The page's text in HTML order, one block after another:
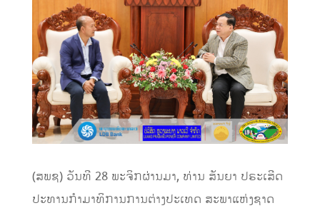
(ສພຊ) ວັນທີ 28 ພະຈິກຜ່ານມາ, ທ່ານ ສັນຍາ ປຣະເສີດ
ປະທານກໍາມາທິການການຕ່າງປະເທດ ສະພາແຫ່ງຊາດ